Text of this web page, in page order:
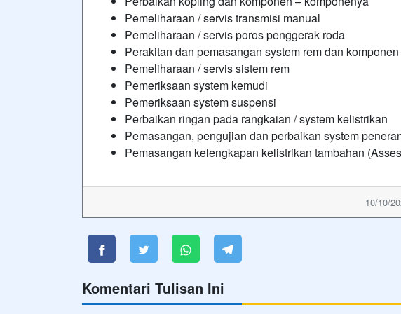
Pemeliharaan / servis transmisi manual
Pemeliharaan / servis poros penggerak roda
Perakitan dan pemasangan system rem dan
Pemeliharaan / servis sistem rem
Pemeriksaan system kemudi
Pemeriksaan system suspensi
Perbaikan ringan pada rangkaian / system kelistrikan
Pemasangan, pengujian dan perbaikan system
Pemasangan kelengkapan kelistrikan tambahan
10/10/
Komentari Tulisan Ini